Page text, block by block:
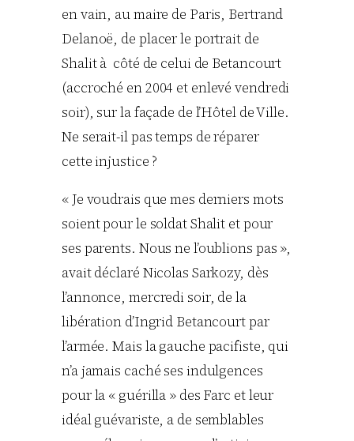
en vain, au maire de Paris, Bertrand
Delanoë, de placer le portrait de
Shalit à côté de celui de Betancourt
(accroché en 2004 et enlevé vendredi
soir), sur la façade de l’Hôtel de Ville.
Ne serait-il pas temps de réparer
cette injustice ?
« Je voudrais que mes derniers mots
soient pour le soldat Shalit et pour
ses parents. Nous ne l’oublions pas »,
avait déclaré Nicolas Sarkozy, dès
l’annonce, mercredi soir, de la
libération d’Ingrid Betancourt par
l’armée. Mais la gauche pacifiste, qui
n’a jamais caché ses indulgences
pour la « guérilla » des Farc et leur
idéal guévariste, a de semblables